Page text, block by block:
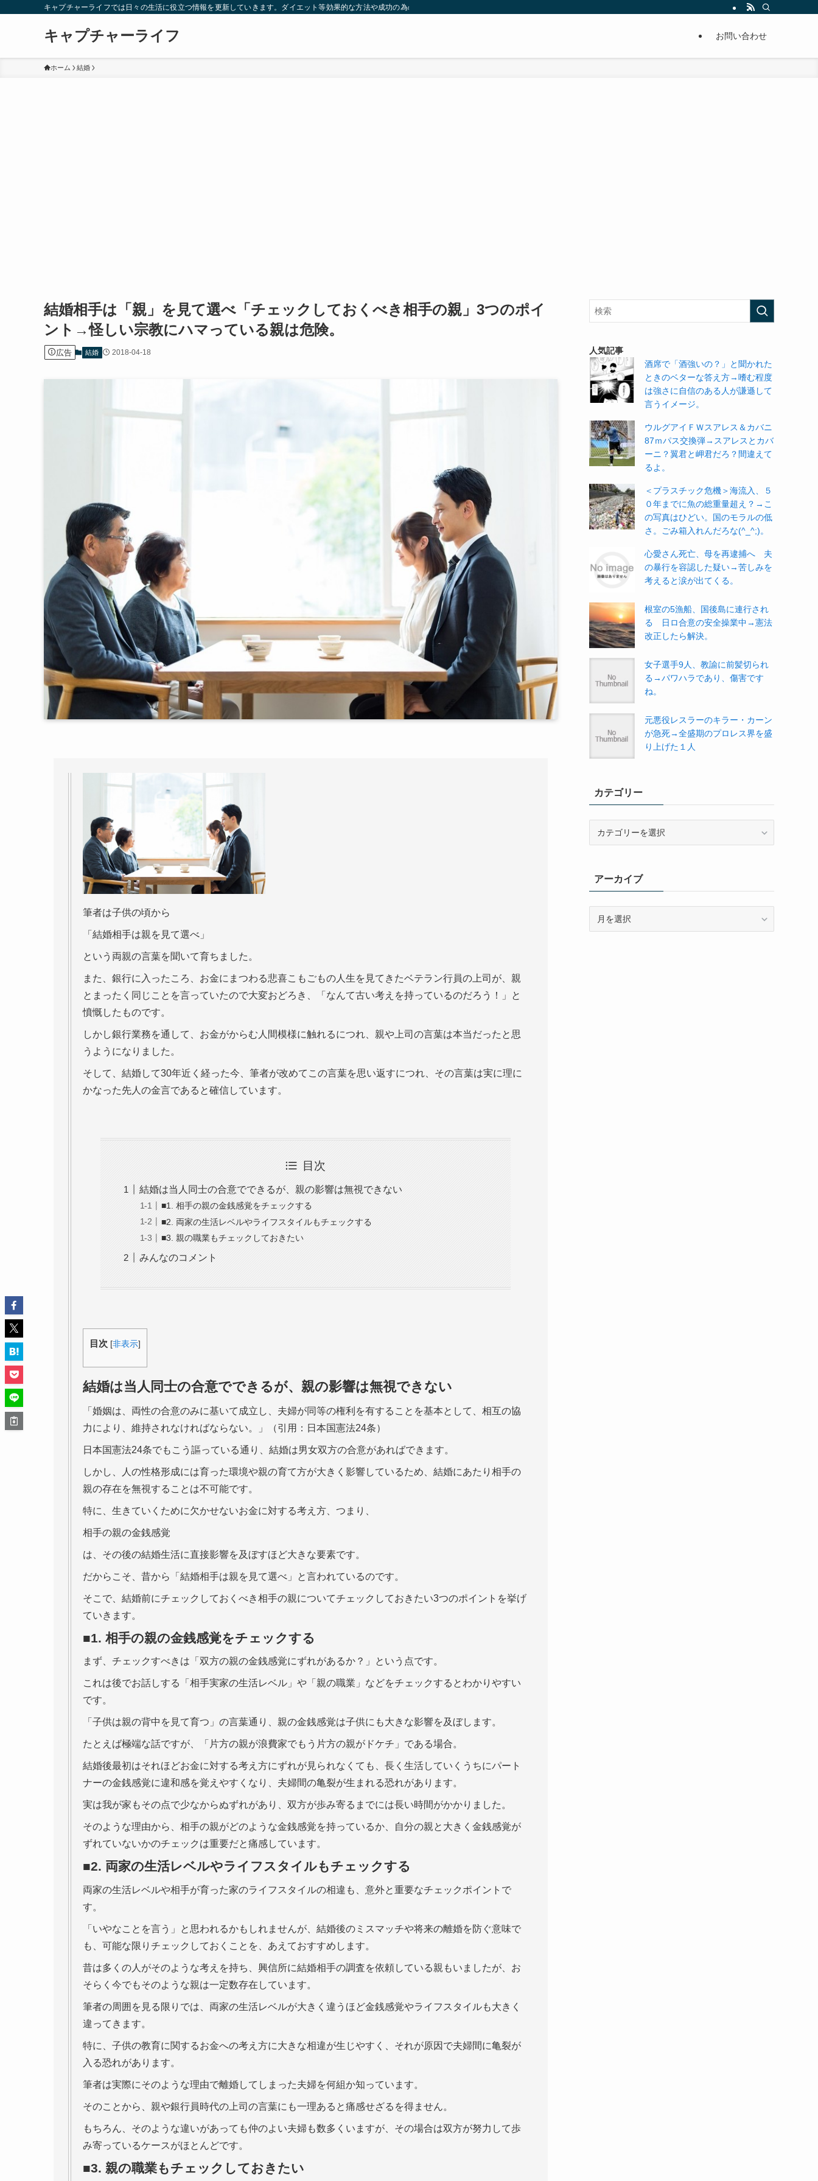
キャプチャーライフでは日々の生活に役立つ情報を更新していきます。ダイエット等効果的な方法や成功の為の秘訣等。太ったり悩んでいる方々が簡単に痩せることが出来るように分かりやすくまとめています。
キャプチャーライフ お問い合わせ
ホーム 結婚
結婚相手は「親」を見て選べ「チェックしておくべき相手の親」3つのポイ
ント→怪しい宗教にハマっている親は危険。
広告 結婚 2018-04-18
筆者は子供の頃から
「結婚相手は親を見て選べ」
という両親の言葉を聞いて育ちました。
また、銀行に入ったころ、お金にまつわる悲喜こもごもの人生を見てきたベテラン行員の上司が、親
とまったく同じことを言っていたので大変おどろき、「なんて古い考えを持っているのだろう！」と
憤慨したものです。
しかし銀行業務を通して、お金がからむ人間模様に触れるにつれ、親や上司の言葉は本当だったと思
うようになりました。
そして、結婚して30年近く経った今、筆者が改めてこの言葉を思い返すにつれ、その言葉は実に理に
かなった先人の金言であると確信しています。
目次
結婚は当人同士の合意でできるが、親の影響は無視できない
■1. 相手の親の金銭感覚をチェックする
■2. 両家の生活レベルやライフスタイルもチェックする
■3. 親の職業もチェックしておきたい
みんなのコメント
目次 [非表示]
結婚は当人同士の合意でできるが、親の影響は無視できない
「婚姻は、両性の合意のみに基いて成立し、夫婦が同等の権利を有することを基本として、相互の協
力により、維持されなければならない。」（引用：日本国憲法24条）
日本国憲法24条でもこう謳っている通り、結婚は男女双方の合意があればできます。
しかし、人の性格形成には育った環境や親の育て方が大きく影響しているため、結婚にあたり相手の
親の存在を無視することは不可能です。
特に、生きていくために欠かせないお金に対する考え方、つまり、
相手の親の金銭感覚
は、その後の結婚生活に直接影響を及ぼすほど大きな要素です。
だからこそ、昔から「結婚相手は親を見て選べ」と言われているのです。
そこで、結婚前にチェックしておくべき相手の親についてチェックしておきたい3つのポイントを挙げ
ていきます。
■1. 相手の親の金銭感覚をチェックする
まず、チェックすべきは「双方の親の金銭感覚にずれがあるか？」という点です。
これは後でお話しする「相手実家の生活レベル」や「親の職業」などをチェックするとわかりやすい
です。
「子供は親の背中を見て育つ」の言葉通り、親の金銭感覚は子供にも大きな影響を及ぼします。
たとえば極端な話ですが、「片方の親が浪費家でもう片方の親がドケチ」である場合。
結婚後最初はそれほどお金に対する考え方にずれが見られなくても、長く生活していくうちにパート
ナーの金銭感覚に違和感を覚えやすくなり、夫婦間の亀裂が生まれる恐れがあります。
実は我が家もその点で少なからぬずれがあり、双方が歩み寄るまでには長い時間がかかりました。
そのような理由から、相手の親がどのような金銭感覚を持っているか、自分の親と大きく金銭感覚が
ずれていないかのチェックは重要だと痛感しています。
■2. 両家の生活レベルやライフスタイルもチェックする
両家の生活レベルや相手が育った家のライフスタイルの相違も、意外と重要なチェックポイントで
す。
「いやなことを言う」と思われるかもしれませんが、結婚後のミスマッチや将来の離婚を防ぐ意味で
も、可能な限りチェックしておくことを、あえておすすめします。
昔は多くの人がそのような考えを持ち、興信所に結婚相手の調査を依頼している親もいましたが、お
そらく今でもそのような親は一定数存在しています。
筆者の周囲を見る限りでは、両家の生活レベルが大きく違うほど金銭感覚やライフスタイルも大きく
違ってきます。
特に、子供の教育に関するお金への考え方に大きな相違が生じやすく、それが原因で夫婦間に亀裂が
入る恐れがあります。
筆者は実際にそのような理由で離婚してしまった夫婦を何組か知っています。
そのことから、親や銀行員時代の上司の言葉にも一理あると痛感せざるを得ません。
もちろん、そのような違いがあっても仲のよい夫婦も数多くいますが、その場合は双方が努力して歩
み寄っているケースがほとんどです。
■3. 親の職業もチェックしておきたい
人気記事
酒席で「酒強いの？」と聞かれた
ときのベターな答え方→嗜む程度
は強さに自信のある人が謙遜して
言うイメージ。
ウルグアイＦＷスアレス＆カバニ
87ｍパス交換弾→スアレスとカバ
ーニ？翼君と岬君だろ？間違えて
るよ。
＜プラスチック危機＞海流入、５
０年までに魚の総重量超え？→こ
の写真はひどい。国のモラルの低
さ。ごみ箱入れんだろな(^_^;)。
心愛さん死亡、母を再逮捕へ 夫
の暴行を容認した疑い→苦しみを
考えると涙が出てくる。
根室の5漁船、国後島に連行され
る 日ロ合意の安全操業中→憲法
改正したら解決。
女子選手9人、教諭に前髪切られ
る→パワハラであり、傷害です
ね。
元悪役レスラーのキラー・カーン
が急死→全盛期のプロレス界を盛
り上げた１人
カテゴリー
ーアーカイブ